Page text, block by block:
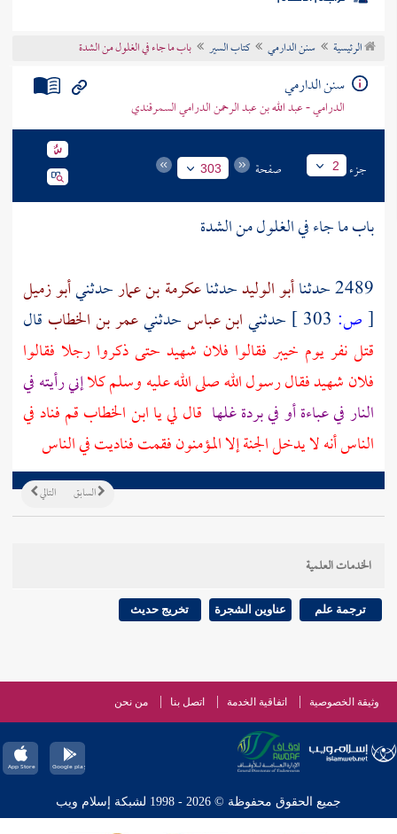
موضوعي
تراجم الأعلام
الرئيسية سنن الدارمي كتاب السير باب ما جاء في الغلول من الشدة
سنن الدارمي
الدرامي - عبد الله بن عبد الرحمن الدرامي السمرقندي
جزء 2 صفحة 303
باب ما جاء في الغلول من الشدة
2489 حدثنا
أبو الوليدحدثناعكرمة بن عمارحدثنيأبو زميل
[ص: حدثنيابن عباسحدثنيعمر بن الخطاب قال
قتل نفر يوم خيبر فقالوا فلان شهيد حتى ذكروا رجلا فقالوا
فلان شهيد فقال رسول الله صلى الله عليه وسلم كلاإني رأيته في
النار في عباءة أو في بردة غلها قال لي ياابن الخطابقم فناد في
الناس أنه لا يدخل الجنة إلا المؤمنون فقمت فناديت في الناس
التالي السابق
الخدمات العلمية
ترجمة علم عناوين الشجرة تخريج حديث
وثيقة الخصوصية اتفاقية الخدمة اتصل بنا من نحن
جميع الحقوق محفوظة © 2026 - 1998 لشبكة إسلام ويب